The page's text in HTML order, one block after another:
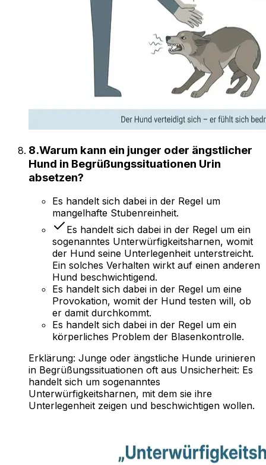
8.Warum kann ein junger oder ängstlicher
Hund in Begrüßungssituationen Urin
absetzen?
Es handelt sich dabei in der Regel um
mangelhafte Stubenreinheit.
Es handelt sich dabei in der Regel um ein
sogenanntes Unterwürfigkeitsharnen, womit
der Hund seine Unterlegenheit unterstreicht.
Ein solches Verhalten wirkt auf einen anderen
Hund beschwichtigend.
Es handelt sich dabei in der Regel um eine
Provokation, womit der Hund testen will, ob
er damit durchkommt.
Es handelt sich dabei in der Regel um ein
körperliches Problem der Blasenkontrolle.
Erklärung: Junge oder ängstliche Hunde urinieren
in Begrüßungssituationen oft aus Unsicherheit: Es
handelt sich um sogenanntes
Unterwürfigkeitsharnen, mit dem sie ihre
Unterlegenheit zeigen und beschwichtigen wollen.